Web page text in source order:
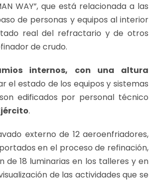
WAY”, que está relacionada a las
de personas y equipos al interior
real del refractario y de otros
de crudo.
internos, con una altura
el estado de los equipos y sistemas
edificados por personal técnico
.
externo de 12 aeroenfriadores,
en el proceso de refinación,
18 luminarias en los talleres y en
de las actividades que se